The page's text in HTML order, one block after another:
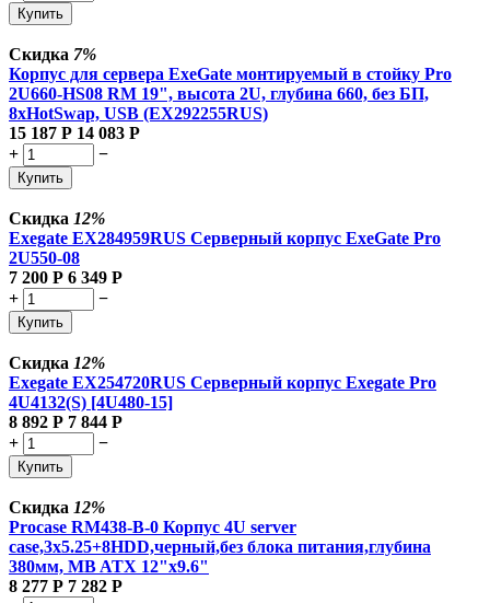
Купить
Скидка 7%
Корпус для сервера ExeGate монтируемый в стойку Pro
2U660-HS08 RM 19", высота 2U, глубина 660, без БП,
8xHotSwap, USB (EX292255RUS)
15 187 Р 14 083 Р
+
−
Купить
Скидка 12%
Exegate EX284959RUS Серверный корпус ExeGate Pro
2U550-08
7 200 Р 6 349 Р
+
−
Купить
Скидка 12%
Exegate EX254720RUS Серверный корпус Exegate Pro
4U4132(S) [4U480-15]
8 892 Р 7 844 Р
+
−
Купить
Скидка 12%
Procase RM438-B-0 Корпус 4U server
case,3x5.25+8HDD,черный,без блока питания,глубина
380мм, MB ATX 12"x9.6"
8 277 Р 7 282 Р